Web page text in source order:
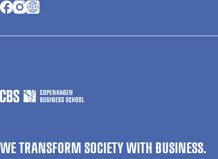
Opens in a new tab
Opens in a new tab
Opens in a new tab
WE TRANSFORM SOCIETY WITH BUSINESS.